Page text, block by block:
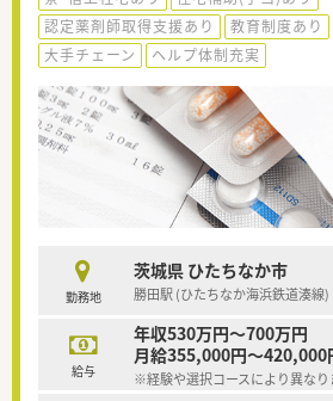
認定薬剤師取得支援あり
教育制度あり
大手チェーン
ヘルプ体制充実
勤務地
茨城県 ひたちなか市
勝田駅 (ひたちなか海浜鉄道湊線)
給与
年収530万円～700万円
月給355,000円～420,000
※経験や選択コースにより異なり